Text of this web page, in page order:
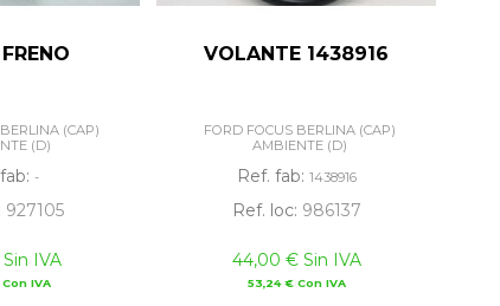
(CAP)
(D)
-
927105
IVA
IVA
VOLANTE 1438916
FORD FOCUS BERLINA (CAP)
AMBIENTE (D)
Ref. fab: 1438916
Ref. loc: 986137
44,00 € Sin IVA
53,24 € Con IVA